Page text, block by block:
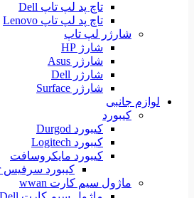
تاچ پد لپ تاپ Dell
تاچ پد لپ تاپ Lenovo
شارژر لپ تاپ
شارژ HP
شارژر Asus
شارژر Dell
شارژر Surface
لوازم جانبی
کیبورد
کیبورد Durgod
کیبورد Logitech
کیبورد مایکروسافت
کیبورد سرفیس Surface Pro Type Cover
ماژول سیم کارت wwan